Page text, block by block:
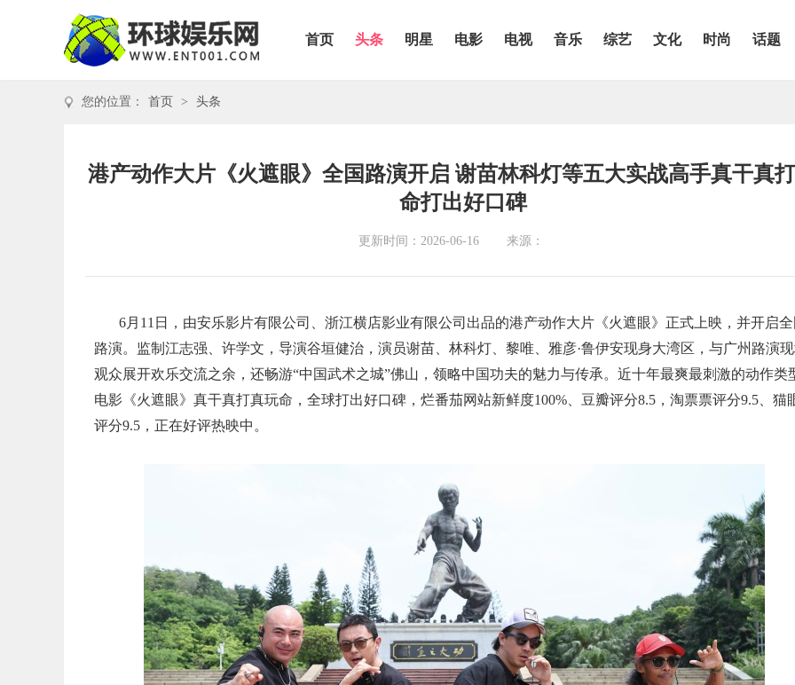
首页 头条 明星 电影 电视 音乐 综艺 文化 时尚 话题
您的位置： 首页 > 头条
港产动作大片《火遮眼》全国路演开启 谢苗林科灯等五大实战高手真干真
命打出好口碑
更新时间：2026-06-16 来源：
6月11日，由安乐影片有限公司、浙江横店影业有限公司出品的港产动作大片《火遮眼》正式上映，并开启
路演。监制江志强、许学文，导演谷垣健治，演员谢苗、林科灯、黎唯、雅彦·鲁伊安现身大湾区，与广州路演
观众展开欢乐交流之余，还畅游“中国武术之城”佛山，领略中国功夫的魅力与传承。近十年最爽最刺激的动作类
电影《火遮眼》真干真打真玩命，全球打出好口碑，烂番茄网站新鲜度100%、豆瓣评分8.5，淘票票评分9.5、猫
评分9.5，正在好评热映中。